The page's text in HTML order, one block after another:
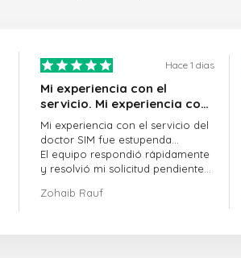
Hace 1 dias
Mi experiencia con el
servicio. Mi experiencia con
el servicio de doctorSIM fue
estupenda.
Mi experiencia con el servicio del
doctor SIM fue estupenda...
El equipo respondió rápidamente
y resolvió mi solicitud pendiente
En general, fue una gran decisión
Zohaib Rauf